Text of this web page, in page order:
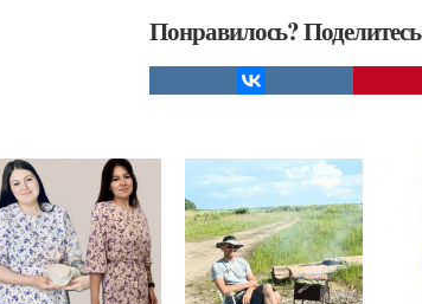
Понравилось?